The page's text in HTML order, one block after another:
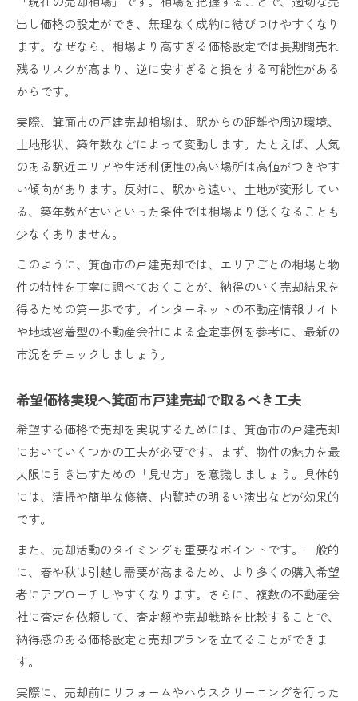
げる
築年数やメンテナンスが箕面市戸建売却に与え
る影響
空き家を賢く活用する箕面市戸建売却のヒント
箕面市戸建売却で早期現金化を目指す方法
相続登記や名義変更時の箕面市戸建売却対策
管理負担を減らす箕面市戸建売却の進め方
手元に残る金額を増やす工夫を紹介
箕面市戸建売却で手元資金を増やす節約ポイン
ト
諸費用を抑える箕面市戸建売却の実践法
税制優遇を活かした箕面市戸建売却の進め方
出し価格の設定ができ、無理なく成約に結びつけやすくなり
ます。なぜなら、相場より高すぎる価格設定では長期間売れ
残るリスクが高まり、逆に安すぎると損をする可能性がある
からです。
実際、箕面市の戸建売却相場は、駅からの距離や周辺環境、
土地形状、築年数などによって変動します。たとえば、人気
のある駅近エリアや生活利便性の高い場所は高値がつきやす
い傾向があります。反対に、駅から遠い、土地が変形してい
る、築年数が古いといった条件では相場より低くなることも
少なくありません。
このように、箕面市の戸建売却では、エリアごとの相場と物
件の特性を丁寧に調べておくことが、納得のいく売却結果を
得るための第一歩です。インターネットの不動産情報サイト
や地域密着型の不動産会社による査定事例を参考に、最新の
市況をチェックしましょう。
希望価格実現へ箕面市戸建売却で取るべき工夫
希望する価格で売却を実現するためには、箕面市の戸建売却
においていくつかの工夫が必要です。まず、物件の魅力を最
大限に引き出すための「見せ方」を意識しましょう。具体的
には、清掃や簡単な修繕、内覧時の明るい演出などが効果的
です。
また、売却活動のタイミングも重要なポイントです。一般的
に、春や秋は引越し需要が高まるため、より多くの購入希望
者にアプローチしやすくなります。さらに、複数の不動産会
社に査定を依頼して、査定額や売却戦略を比較することで、
納得感のある価格設定と売却プランを立てることができま
す。
実際に、売却前にリフォームやハウスクリーニングを行った